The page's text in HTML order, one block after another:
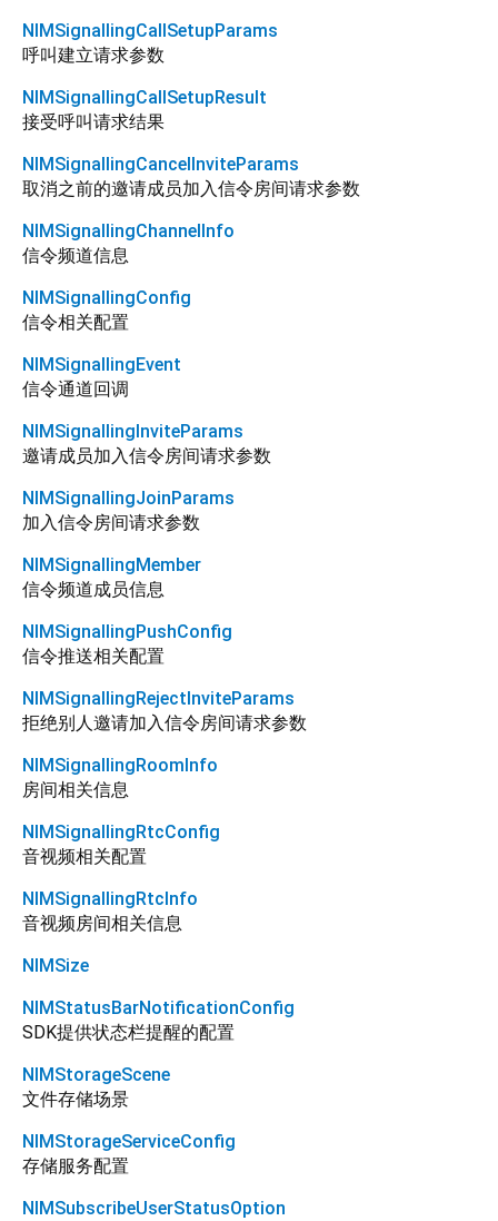
NIMSignallingCallSetupParams
呼叫建立请求参数
NIMSignallingCallSetupResult
接受呼叫请求结果
NIMSignallingCancelInviteParams
取消之前的邀请成员加入信令房间请求参数
NIMSignallingChannelInfo
信令频道信息
NIMSignallingConfig
信令相关配置
NIMSignallingEvent
信令通道回调
NIMSignallingInviteParams
邀请成员加入信令房间请求参数
NIMSignallingJoinParams
加入信令房间请求参数
NIMSignallingMember
信令频道成员信息
NIMSignallingPushConfig
信令推送相关配置
NIMSignallingRejectInviteParams
拒绝别人邀请加入信令房间请求参数
NIMSignallingRoomInfo
房间相关信息
NIMSignallingRtcConfig
音视频相关配置
NIMSignallingRtcInfo
音视频房间相关信息
NIMSize
NIMStatusBarNotificationConfig
SDK提供状态栏提醒的配置
NIMStorageScene
文件存储场景
NIMStorageServiceConfig
存储服务配置
NIMSubscribeUserStatusOption